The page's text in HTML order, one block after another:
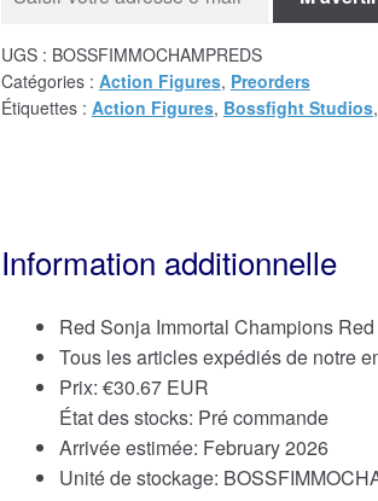
UGS : BOSSFIMMOCHAMPREDS
Catégories : Action Figures, Preorders
Étiquettes : Action Figures, Bossfight Studios,
Information additionnelle
Red Sonja Immortal Champions
Tous les articles expédiés de notre
Prix: €30.67 EUR
État des stocks: Pré commande
Arrivée estimée: February 2026
Unité de stockage: